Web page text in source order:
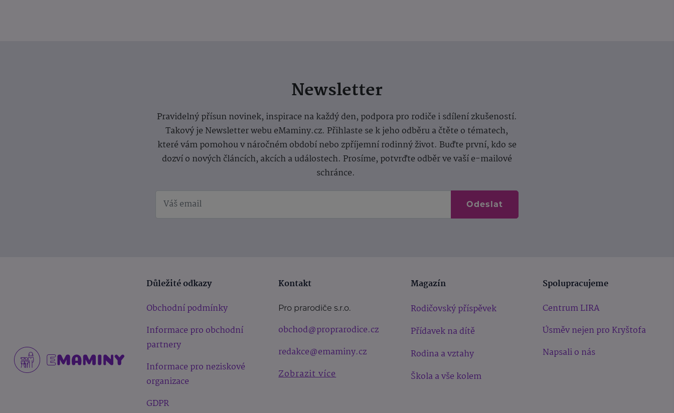
Newsletter
Pravidelný přísun novinek, inspirace na každý den, podpora pro rodiče i sdílení zkušeností.
Takový je Newsletter webu eMaminy.cz. Přihlaste se k jeho odběru a čtěte o tématech,
které vám pomohou v náročném období nebo zpříjemní rodinný život. Buďte první, kdo se
dozví o nových článcích, akcích a událostech. Prosíme, potvrďte odběr ve vaší e-mailové
schránce.
Odeslat
Důležité odkazy
Obchodní podmínky
Informace pro obchodní
partnery
Informace pro neziskové
organizace
GDPR
Kontakt
Pro prarodiče s.r.o.
obchod@proprarodice.cz
redakce@emaminy.cz
Zobrazit více
Magazín
Rodičovský příspěvek
Přídavek na dítě
Rodina a vztahy
Škola a vše kolem
Spolupracujeme
Centrum LIRA
Úsměv nejen pro Kryštofa
Napsali o nás